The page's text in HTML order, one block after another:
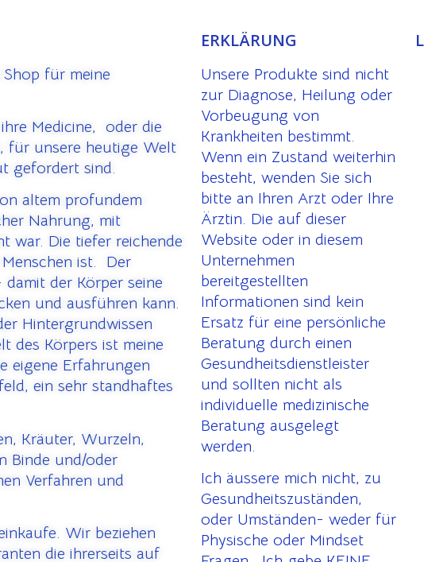
für meine
Medicine, oder die
für unsere heutige Welt
gefordert sind.
altem profundem
Nahrung, mit
war. Die tiefer reichende
ist. Der
der Körper seine
und ausführen kann.
Hintergrundwissen
des Körpers ist meine
eigene Erfahrungen
ein sehr standhaftes
Kräuter, Wurzeln,
Binde und/oder
Verfahren und
Wir beziehen
die ihrerseits auf
ERKLÄRUNG
Unsere Produkte sind nicht
zur Diagnose, Heilung oder
Vorbeugung von
Krankheiten bestimmt.
Wenn ein Zustand weiterhin
besteht, wenden Sie sich
bitte an Ihren Arzt oder Ihre
Ärztin. Die auf dieser
Website oder in diesem
Unternehmen
bereitgestellten
Informationen sind kein
Ersatz für eine persönliche
Beratung durch einen
Gesundheitsdienstleister
und sollten nicht als
individuelle medizinische
Beratung ausgelegt
werden.
Ich äussere mich nicht, zu
Gesundheitszuständen,
oder Umständen- weder für
Physische oder Mindset